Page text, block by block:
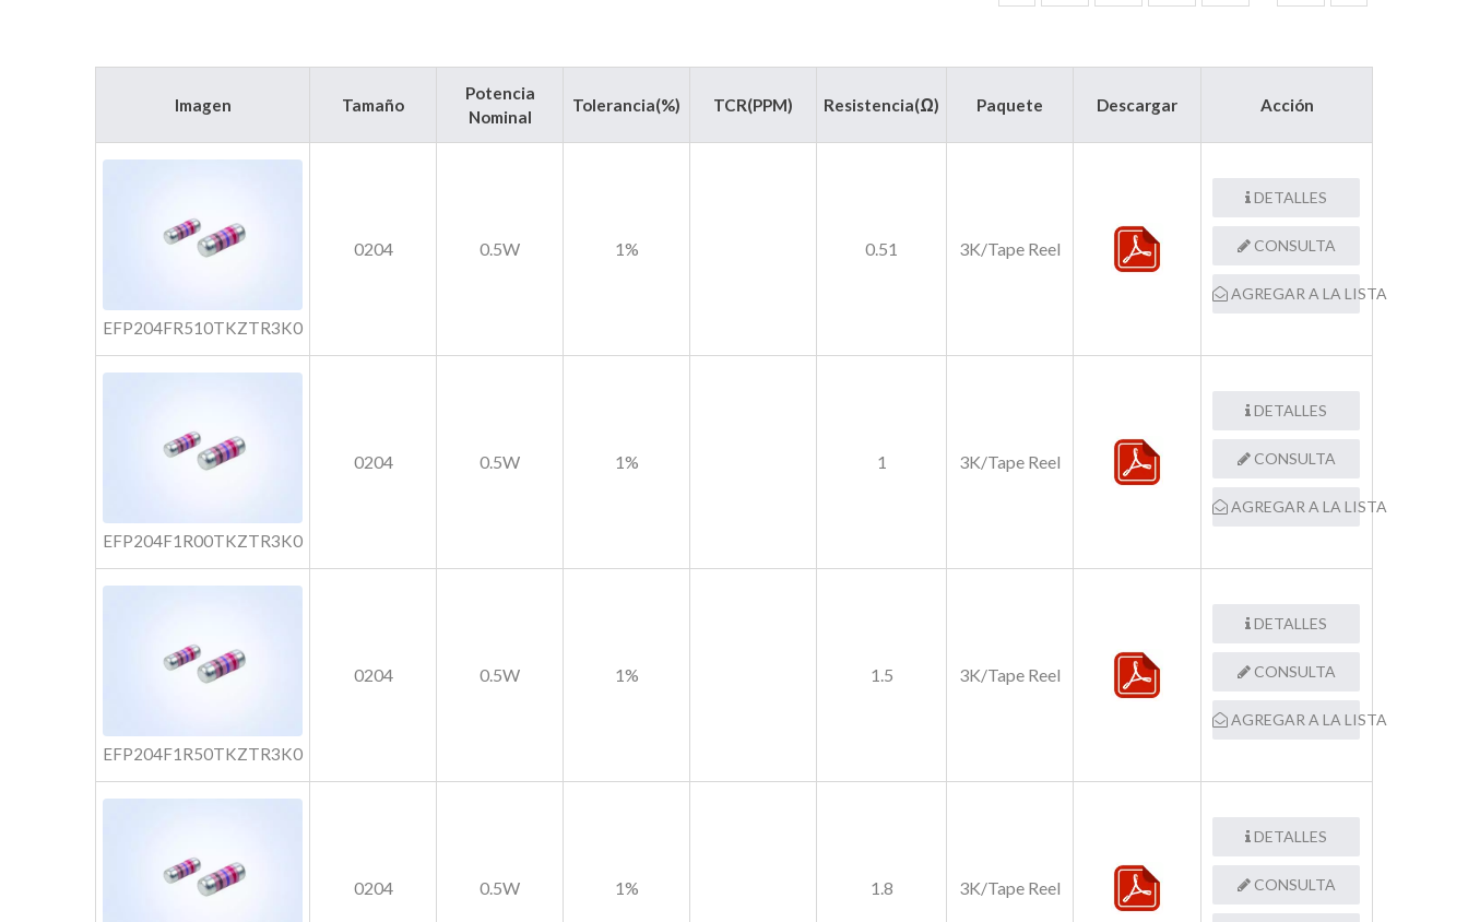
Imagen Tamaño
Potencia
Nominal
Tolerancia(%) TCR(PPM) Resistencia(Ω) Paquete Descargar Acción
EFP204FR510TKZTR3K0
0204 0.5W 1% 0.51 3K/Tape Reel
DETALLES
CONSULTA
AGREGAR A LA LISTA
EFP204F1R00TKZTR3K0
0204 0.5W 1% 1 3K/Tape Reel
DETALLES
CONSULTA
AGREGAR A LA LISTA
EFP204F1R50TKZTR3K0
0204 0.5W 1% 1.5 3K/Tape Reel
DETALLES
CONSULTA
AGREGAR A LA LISTA
0204 0.5W 1% 1.8 3K/Tape Reel
DETALLES
CONSULTA